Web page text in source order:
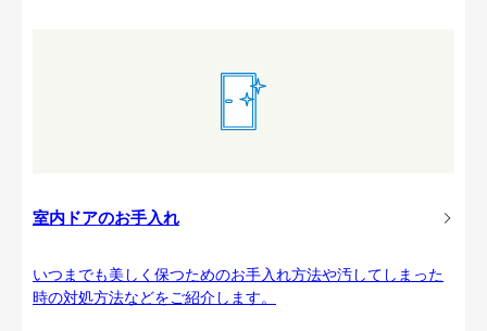
室内ドアのお手入れ
いつまでも美しく保つためのお手入れ方法や汚してしまった
時の対処方法などをご紹介します。